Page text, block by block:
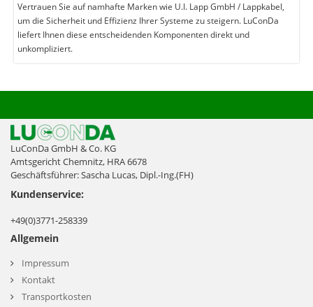
Vertrauen Sie auf namhafte Marken wie U.I. Lapp GmbH / Lappkabel,
um die Sicherheit und Effizienz Ihrer Systeme zu steigern. LuConDa
liefert Ihnen diese entscheidenden Komponenten direkt und
unkompliziert.
LuConDa GmbH & Co. KG
Amtsgericht Chemnitz, HRA 6678
Geschäftsführer: Sascha Lucas, Dipl.-Ing.(FH)
Kundenservice:
+49(0)3771-258339
Allgemein
Impressum
Kontakt
Transportkosten